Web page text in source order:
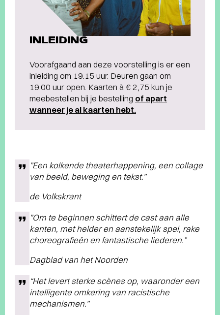
INLEIDING
Voorafgaand aan deze voorstelling is er een
inleiding om 19.15 uur. Deuren gaan om
19.00 uur open. Kaarten à € 2,75 kun je
meebestellen bij je bestelling of apart
wanneer je al kaarten hebt.
”Een kolkende theaterhappening, een collage
van beeld, beweging en tekst.”
de Volkskrant
”Om te beginnen schittert de cast aan alle
kanten, met helder en aanstekelijk spel, rake
choreografieën en fantastische liederen.”
Dagblad van het Noorden
“Het levert sterke scènes op, waaronder een
intelligente omkering van racistische
mechanismen.”